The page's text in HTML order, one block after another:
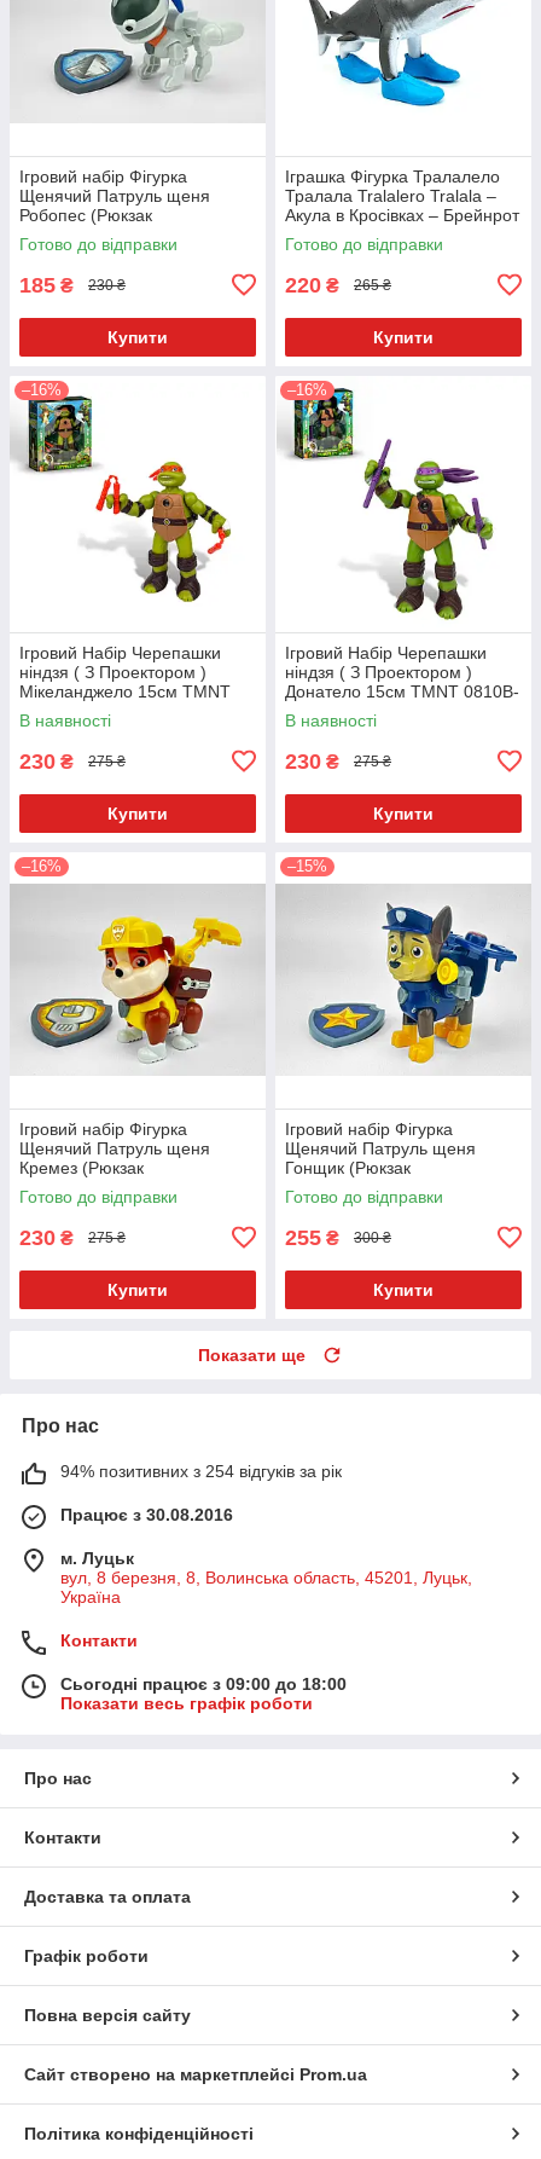
Ігровий набір Фігурка
Щенячий Патруль щеня
Робопес (Рюкзак
Відкривається) зі значком
Укр. 9958-8
Готово до відправки
185 ₴ 230 ₴
Купити
Іграшка Фігурка Тралалело
Тралала Tralalero Tralala –
Акула в Кросівках – Брейнрот
/ Італійські Меми – 11 см
Готово до відправки
220 ₴ 265 ₴
Купити
–16%
Ігровий Набір Черепашки
ніндзя ( З Проектором )
Мікеланджело 15см TMNT
0810B-3
В наявності
230 ₴ 275 ₴
Купити
–16%
Ігровий Набір Черепашки
ніндзя ( З Проектором )
Донатело 15см TMNT 0810B-
5
В наявності
230 ₴ 275 ₴
Купити
–16%
Ігровий набір Фігурка
Щенячий Патруль щеня
Кремез (Рюкзак
Відкривається) зі значком
Укр. 9958-7
Готово до відправки
230 ₴ 275 ₴
Купити
–15%
Ігровий набір Фігурка
Щенячий Патруль щеня
Гонщик (Рюкзак
Відкривається) зі значком
Укр. 9958-2
Готово до відправки
255 ₴ 300 ₴
Купити
Показати ще
Про нас
94% позитивних з 254 відгуків за рік
Працює з 30.08.2016
м. Луцьк
вул, 8 березня, 8, Волинська область, 45201, Луцьк,
Україна
Контакти
Сьогодні працює з 09:00 до 18:00
Показати весь графік роботи
Про нас
Контакти
Доставка та оплата
Графік роботи
Повна версія сайту
Сайт створено на маркетплейсі Prom.ua
Політика конфіденційності